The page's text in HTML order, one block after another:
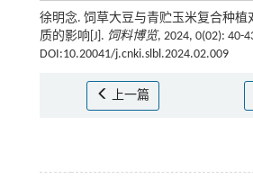
徐明念. 饲草大豆与青贮玉米复合种植
质的影响[J]. 饲料博览, 2024, 0(02): 40-
DOI:10.20041/j.cnki.slbl.2024.02.009
上一篇